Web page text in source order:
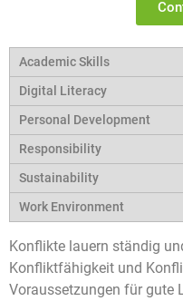
Konflikte lauern ständig
Konfliktfähigkeit und
Voraussetzungen für gute